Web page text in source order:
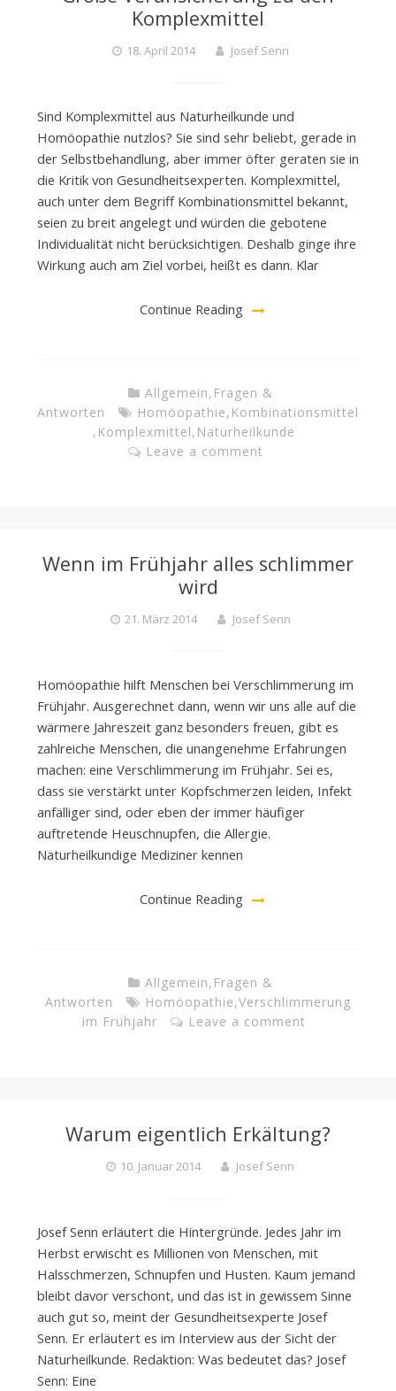
Komplexmittel
18. April 2014 Josef Senn
Sind Komplexmittel aus Naturheilkunde und
Homöopathie nutzlos? Sie sind sehr beliebt, gerade in
der Selbstbehandlung, aber immer öfter geraten sie in
die Kritik von Gesundheitsexperten. Komplexmittel,
auch unter dem Begriff Kombinationsmittel bekannt,
seien zu breit angelegt und würden die gebotene
Individualität nicht berücksichtigen. Deshalb ginge ihre
Wirkung auch am Ziel vorbei, heißt es dann. Klar
Continue Reading
Allgemein, Fragen &
Antworten
Homöopathie, Kombinationsmittel
, Komplexmittel, Naturheilkunde
Leave a comment
Wenn im Frühjahr alles schlimmer
wird
21. März 2014 Josef Senn
Homöopathie hilft Menschen bei Verschlimmerung im
Frühjahr. Ausgerechnet dann, wenn wir uns alle auf die
wärmere Jahreszeit ganz besonders freuen, gibt es
zahlreiche Menschen, die unangenehme Erfahrungen
machen: eine Verschlimmerung im Frühjahr. Sei es,
dass sie verstärkt unter Kopfschmerzen leiden, Infekt
anfälliger sind, oder eben der immer häufiger
auftretende Heuschnupfen, die Allergie.
Naturheilkundige Mediziner kennen
Continue Reading
Allgemein, Fragen &
Antworten
Homöopathie,Verschlimmerung
im Frühjahr
Leave a comment
Warum eigentlich Erkältung?
10. Januar 2014 Josef Senn
Josef Senn erläutert die Hintergründe. Jedes Jahr im
Herbst erwischt es Millionen von Menschen, mit
Halsschmerzen, Schnupfen und Husten. Kaum jemand
bleibt davor verschont, und das ist in gewissem Sinne
auch gut so, meint der Gesundheitsexperte Josef
Senn. Er erläutert es im Interview aus der Sicht der
Naturheilkunde. Redaktion: Was bedeutet das? Josef
Senn: Eine